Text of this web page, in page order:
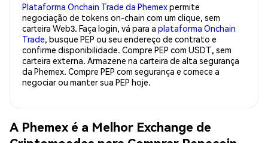
Plataforma Onchain Trade da Phemexpermite
negociação de tokens on-chain com um clique, sem
carteira Web3. Faça login, vá para a plataforma Onchain
Trade, busque PEP ou seu endereço de contrato e
confirme disponibilidade. Compre PEP com USDT, sem
carteira externa. Armazene na carteira de alta segurança
da Phemex. Compre PEP com segurança e comece a
negociar ou manter sua PEP hoje.
A Phemex é a Melhor Exchange de